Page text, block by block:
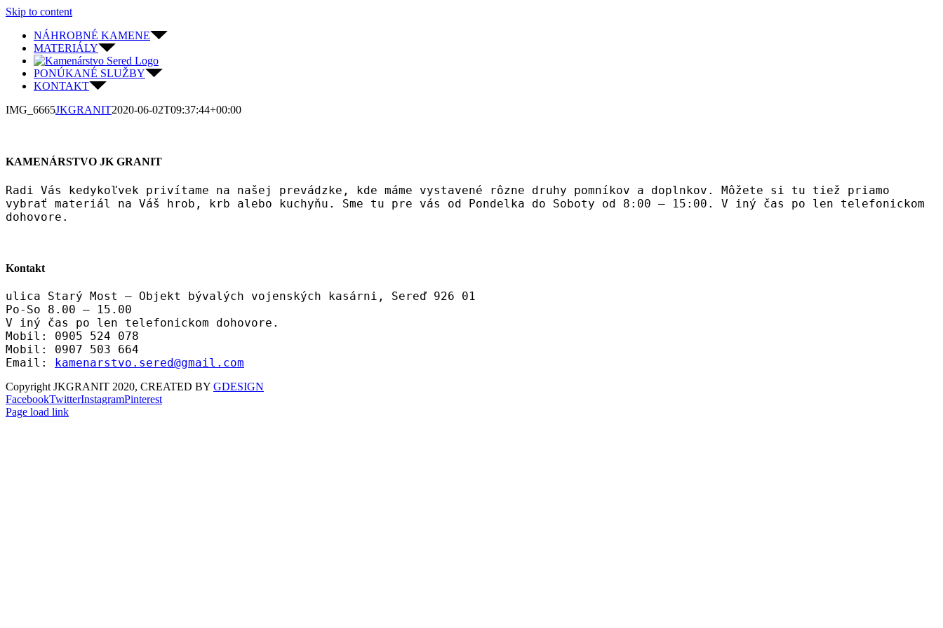
Skip to content
NÁHROBNÉ KAMENE
MATERIÁLY
PONÚKANÉ SLUŽBY
KONTAKT
IMG_6665JKGRANIT2020-06-02T09:37:44+00:00
KAMENÁRSTVO JK GRANIT
Radi Vás kedykoľvek privítame na našej prevádzke, kde máme vystavené rôzne druhy pomníkov a doplnkov. Môžete si tu tiež priamo
vybrať materiál na Váš hrob, krb alebo kuchyňu. Sme tu pre vás od Pondelka do Soboty od 8:00 – 15:00. V iný čas po len telefonickom
dohovore.
Kontakt
ulica Starý Most – Objekt bývalých vojenských kasárni, Sereď 926 01
Po-So 8.00 – 15.00
V iný čas po len telefonickom dohovore.
Mobil: 0905 524 078
Mobil: 0907 503 664
Email: kamenarstvo.sered@gmail.com
Copyright JKGRANIT 2020, CREATED BY GDESIGN
FacebookTwitterInstagramPinterest
Page load link